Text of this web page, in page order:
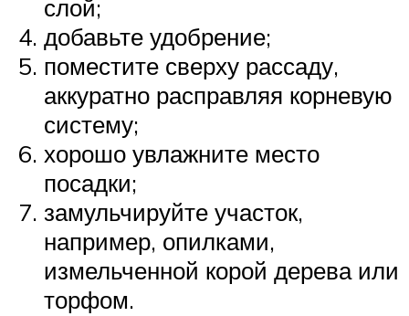
слой;
добавьте удобрение;
поместите сверху рассаду,
аккуратно расправляя корневую
систему;
хорошо увлажните место
посадки;
замульчируйте участок,
например, опилками,
измельченной корой дерева или
торфом.